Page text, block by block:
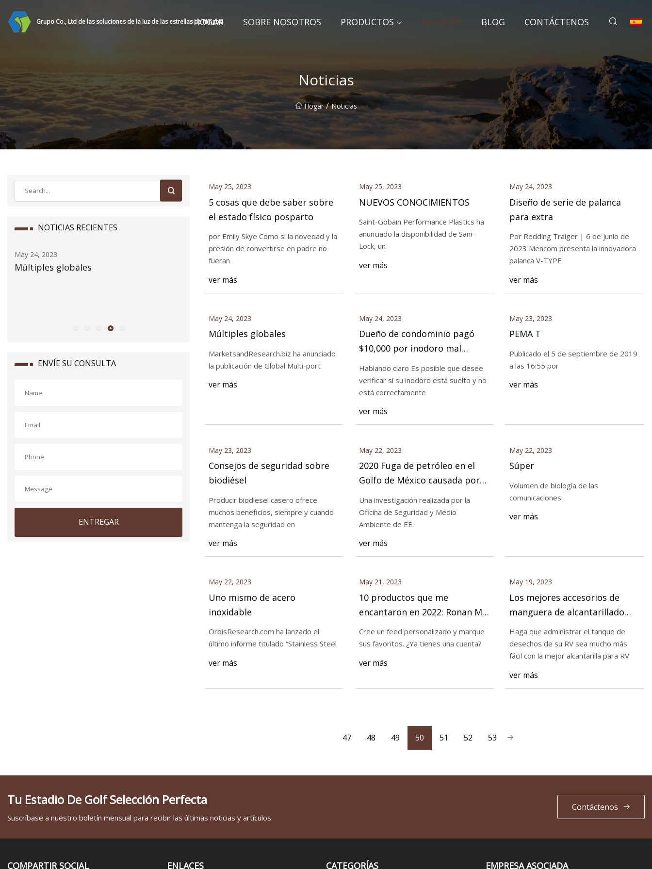
Grupo Co., Ltd de las soluciones de la luz de las estrellas de Ningbo
HOGAR SOBRE NOSOTROS PRODUCTOS NOTICIAS BLOG CONTÁCTENOS
Noticias
Hogar / Noticias
NOTICIAS RECIENTES
May 24, 2023
Múltiples globales
May 24, 2023
Dueño de condominio pagó $10,000 por
inodoro mal asentado que causó fuga
de aguas residuales en estratos de
5 cosas que debe saber sobre el estado
ENVÍE SU CONSULTA
ENTREGAR
May 25, 2023
5 cosas que debe saber sobre
el estado físico posparto
por Emily Skye Como si la novedad y la
presión de convertirse en padre no
fueran
ver más
May 25, 2023
NUEVOS CONOCIMIENTOS
Saint-Gobain Performance Plastics ha
anunciado la disponibilidad de Sani-
Lock, un
ver más
May 24, 2023
Diseño de serie de palanca
para extra
Por Redding Traiger | 6 de junio de
2023 Mencom presenta la innovadora
palanca V-TYPE
ver más
May 24, 2023
Múltiples globales
MarketsandResearch.biz ha anunciado
la publicación de Global Multi-port
ver más
May 24, 2023
Dueño de condominio pagó
$10,000 por inodoro mal
asentado que causó fuga de
aguas residuales en estratos
de Columbia Británica
Hablando claro Es posible que desee
verificar si su inodoro está suelto y no
está correctamente
ver más
May 23, 2023
PEMA T
Publicado el 5 de septiembre de 2019
a las 16:55 por
ver más
May 23, 2023
Consejos de seguridad sobre
biodiésel
Producir biodiesel casero ofrece
muchos beneficios, siempre y cuando
mantenga la seguridad en
ver más
May 22, 2023
2020 Fuga de petróleo en el
Golfo de México causada por
fragilización por hidrógeno
Una investigación realizada por la
Oficina de Seguridad y Medio
Ambiente de EE.
ver más
May 22, 2023
Súper
Volumen de biología de las
comunicaciones
ver más
May 22, 2023
Uno mismo de acero
inoxidable
OrbisResearch.com ha lanzado el
último informe titulado “Stainless Steel
ver más
May 21, 2023
10 productos que me
encantaron en 2022: Ronan Mc
Laughlin
Cree un feed personalizado y marque
sus favoritos. ¿Ya tienes una cuenta?
ver más
May 19, 2023
Los mejores accesorios de
manguera de alcantarillado
para vehículos recreativos
(revisión y guía de compra) en
2023
Haga que administrar el tanque de
desechos de su RV sea mucho más
fácil con la mejor alcantarilla para RV
ver más
47 48 49 50 51 52 53
Tu Estadio De Golf Selección Perfecta
Suscríbase a nuestro boletín mensual para recibir las últimas noticias y artículos
Contáctenos
COMPARTIR SOCIAL ENLACES CATEGORÍAS EMPRESA ASOCIADA